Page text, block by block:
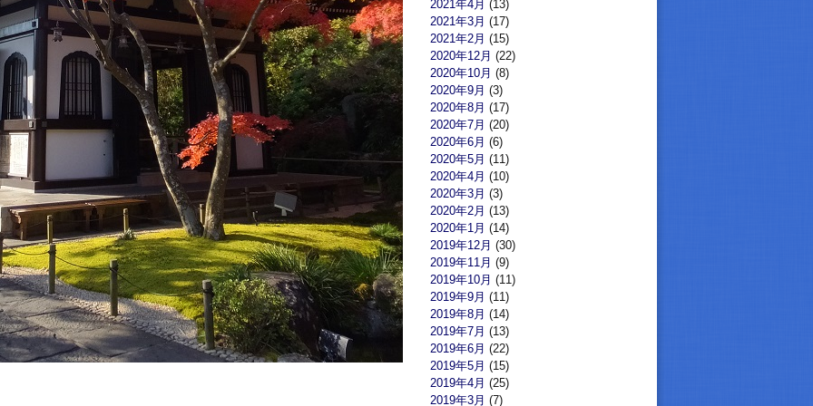
2021年4月 (13)
2021年3月 (17)
2021年2月 (15)
2020年12月 (22)
2020年10月 (8)
2020年9月 (3)
2020年8月 (17)
2020年7月 (20)
2020年6月 (6)
2020年5月 (11)
2020年4月 (10)
2020年3月 (3)
2020年2月 (13)
2020年1月 (14)
2019年12月 (30)
2019年11月 (9)
2019年10月 (11)
2019年9月 (11)
2019年8月 (14)
2019年7月 (13)
2019年6月 (22)
2019年5月 (15)
2019年4月 (25)
2019年3月 (7)